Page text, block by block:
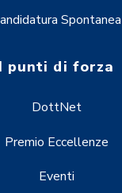
Spontanea
I punti di forza
DottNet
Premio Eccellenze
Eventi